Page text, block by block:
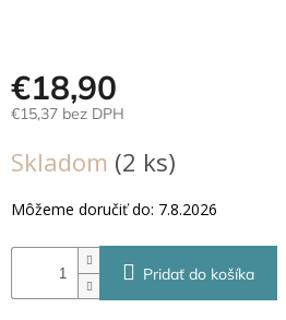
€18,90
€15,37 bez DPH
cena:
Skladom (2 ks)
Môžeme doručiť do: 7.8.2026
Pridať do košíka